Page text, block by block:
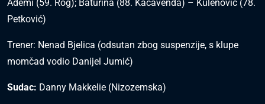
Ademi (59. Rog); Baturina (88. Kačavenda) – Kulenović (78.
Petković)
Trener: Nenad Bjelica (odsutan zbog suspenzije, s klupe
momčad vodio Danijel Jumić)
Sudac: Danny Makkelie (Nizozemska)